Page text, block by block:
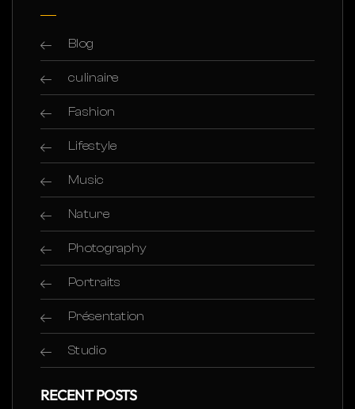
Blog
culinaire
Fashion
Lifestyle
Music
Nature
Photography
Portraits
Présentation
Studio
RECENT POSTS